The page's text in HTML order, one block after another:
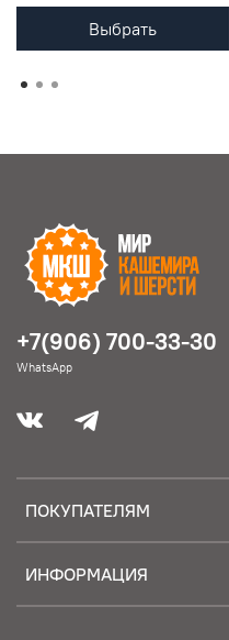
Выбрать
ПОКУПАТЕЛЯМ
ИНФОРМАЦИЯ
+7(906) 700-33-30
WhatsApp